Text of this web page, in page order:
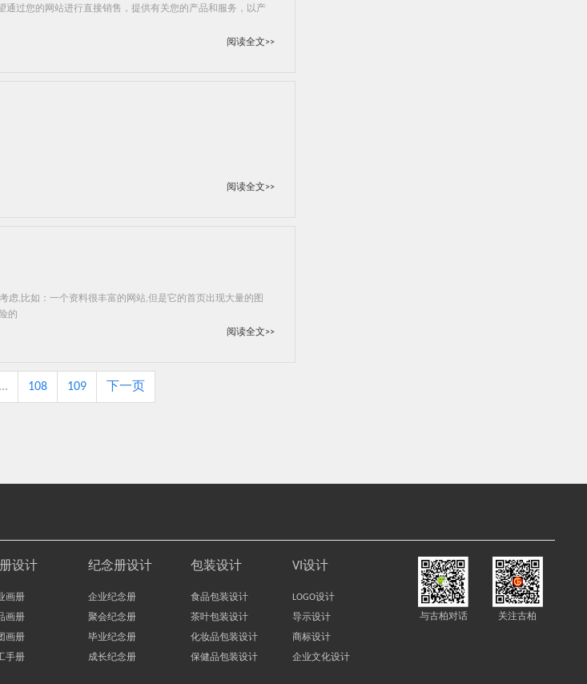
过您的网站进行直接销售，提供有关您的产品和服务，以产
阅读全文>>
阅读全文>>
虑,比如：一个资料很丰富的网站,但是它的首页出现大量的图
的
阅读全文>>
... 108 109 下一页
设计
画册
画册
画册
手册
纪念册设计
企业纪念册
聚会纪念册
毕业纪念册
成长纪念册
包装设计
食品包装设计
茶叶包装设计
化妆品包装设计
保健品包装设计
VI设计
LOGO设计
导示设计
商标设计
企业文化设计
与古柏对话 关注古柏